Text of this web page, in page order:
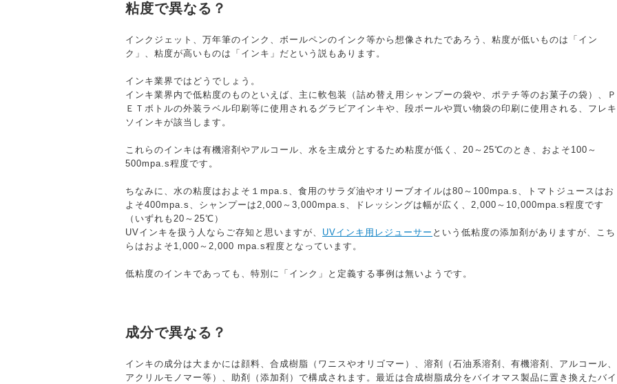
粘度で異なる？
インクジェット、万年筆のインク、ボールペンのインク等から想像されたであろう、粘度が低いものは「イン
ク」、粘度が高いものは「インキ」だという説もあります。
インキ業界ではどうでしょう。
インキ業界内で低粘度のものといえば、主に軟包装（詰め替え用シャンプーの袋や、ポテチ等のお菓子の袋）、Ｐ
ＥＴボトルの外装ラベル印刷等に使用されるグラビアインキや、段ボールや買い物袋の印刷に使用される、フレキ
ソインキが該当します。
これらのインキは有機溶剤やアルコール、水を主成分とするため粘度が低く、20～25℃のとき、およそ100～
500mpa.s程度です。
ちなみに、水の粘度はおよそ１mpa.s、食用のサラダ油やオリーブオイルは80～100mpa.s、トマトジュースはお
よそ400mpa.s、シャンプーは2,000～3,000mpa.s、ドレッシングは幅が広く、2,000～10,000mpa.s程度です
（いずれも20～25℃）
UVインキを扱う人ならご存知と思いますが、 UVインキ用レジューサー という低粘度の添加剤がありますが、こち
らはおよそ1,000～2,000 mpa.s程度となっています。
低粘度のインキであっても、特別に「インク」と定義する事例は無いようです。
成分で異なる？
インキの成分は大まかには顔料、合成樹脂（ワニスやオリゴマー）、溶剤（石油系溶剤、有機溶剤、アルコール、
アクリルモノマー等）、助剤（添加剤）で構成されます。最近は合成樹脂成分をバイオマス製品に置き換えたバイ